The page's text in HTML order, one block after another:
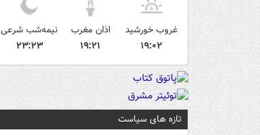
غروب خورشید
۱۹:۰۲
اذان مغرب
۱۹:۲۱
نیمه‌شب شرعی
۲۳:۲۳
تازه های سیاست